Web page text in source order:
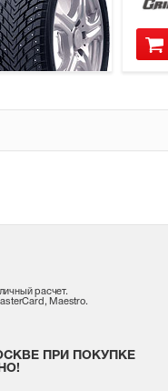
расчет.
Maestro.
ПРИ ПОКУПКЕ